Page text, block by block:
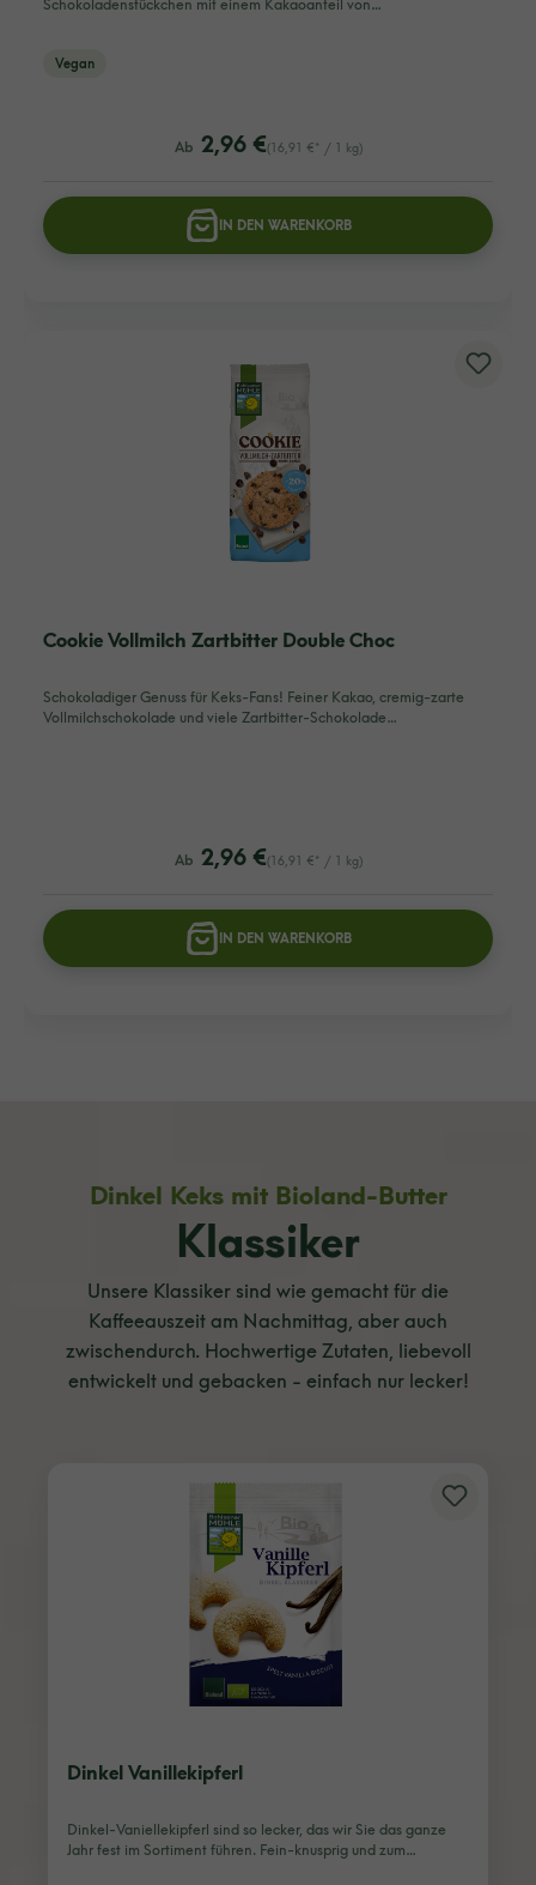
Vegan
Schokoladenstückchen mit einem Kakaoanteil von…
(16,91 €* / 1 kg)
listing.regularPriceLabel
Ab 2,96 €
IN DEN WARENKORB
Cookie Vollmilch Zartbitter Double Choc
Schokoladiger Genuss für Keks-Fans! Feiner Kakao, cremig-zarte
Vollmilchschokolade und viele Zartbitter-Schokolade…
(16,91 €* / 1 kg)
listing.regularPriceLabel
Ab 2,96 €
IN DEN WARENKORB
Dinkel Keks mit Bioland-Butter
Klassiker
Unsere Klassiker sind wie gemacht für die
Kaffeeauszeit am Nachmittag, aber auch
zwischendurch. Hochwertige Zutaten, liebevoll
entwickelt und gebacken - einfach nur lecker!
Dinkel Vanillekipferl
Dinkel-Vaniellekipferl sind so lecker, das wir Sie das ganze
Jahr fest im Sortiment führen. Fein-knusprig und zum…